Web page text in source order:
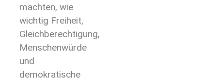
machten, wie
wichtig Freiheit,
Gleichberechtigung,
Menschenwürde
und
demokratische